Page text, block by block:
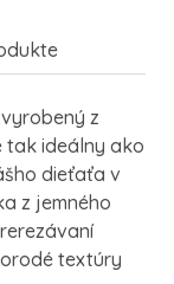
z
tak ideálny ako
dieťaťa v
z jemného
textúry